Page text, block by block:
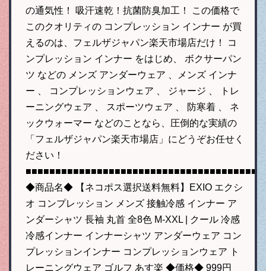
の通気性！ 吸汗速乾！抗菌防臭加工！ この価格で
このクオリティの コンプレッション インナー が買
えるのは、フェルザジャパン楽天市場店だけ！ コ
ンプレッション インナー をはじめ、 ボクサーパン
ツ などの メンズ アンダーウェア 、メンズ インナ
ー 、 コンプレッションウェア 、 ジャージ 、 トレ
ーニングウェア 、 スポーツウェア 、 防寒着 、 ネ
ックウォーマー などのことなら、圧倒的な実績の
「フェルザジャパン楽天市場店」にどうぞお任せく
ださい！
◆商品名◆ 【ネコポス選択送料無料】EXIO エクシ
オ コンプレッション メンズ 接触冷感 インナー ア
ンダーシャツ 長袖 丸首 全8色 M-XXL | クール 冷感
冷感インナー インナーシャツ アンダーウェア コン
プレッションインナー コンプレッションウェア ト
レーニングウェア ゴルフ あす楽 ◆価格◆ 999円